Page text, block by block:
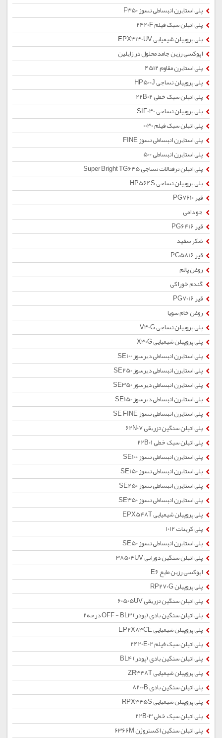
پلی استایرن انبساطی نسوز F350
پلی اتیلن سبک فیلم 2420F
پلی پروپیلن شیمیایی EPX3130UV
اپوکسی رزین جامد محلول در زایلین
پلی استایرن مقاوم 4512
پلی پروپیلن نساجی HP500J
پلی اتیلن سبک خطی 22B02
پلی پروپیلن نساجی SIF030
پلی اتیلن سبک فیلم 0030
پلی استایرن انبساطی نسوز FINE
پلی استایرن انبساطی 500
پلی اتیلن ترفتالات نساجی Super Bright TG645
پلی پروپیلن نساجی HP564S
قیر PG7610
جو دامی
قیر PG6416
شکر سفید
قیر PG5816
روغن پالم
گندم خوراکی
قیر PG7016
روغن خام سویا
پلی پروپیلن نساجی V30G
پلی پروپیلن شیمیایی X30G
پلی استایرن انبساطی دیرسوز SE100
پلی استایرن انبساطی دیرسوز SE250
پلی استایرن انبساطی دیرسوز SE350
پلی استایرن انبساطی دیرسوز SE150
پلی استایرن انبساطی نسوز SE FINE
پلی اتیلن سنگین تزریقی 62N07
پلی اتیلن سبک خطی 22B01
پلی استایرن انبساطی نسوز SE100
پلی استایرن انبساطی نسوز SE150
پلی استایرن انبساطی نسوز SE250
پلی استایرن انبساطی نسوز SE350
پلی پروپیلن شیمیایی EPX548T
پلی کربنات 1012
پلی استایرن انبساطی نسوز SE50
پلی اتیلن سنگین دورانی 38504UV
اپوکسی رزین مایع E6
پلی پروپیلن RP270G
پلی اتیلن سنگین تزریقی 60505UV
پلی اتیلن سنگین بادی (پودر) OFF - BL3 درجه2
پلی پروپیلن شیمیایی EP2X83CE
پلی اتیلن سبک فیلم 2420E02
پلی اتیلن سنگین بادی (پودر) BL4
پلی پروپیلن شیمیایی ZR348T
پلی اتیلن سنگین بادی 8200B
پلی پروپیلن شیمیایی RPX345S
پلی اتیلن سبک خطی 22B03
پلی اتیلن سنگین اکستروژن 6366M